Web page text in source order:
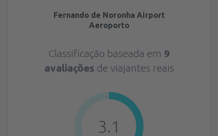
Fernando de Noronha Airport
Aeroporto
Classificação baseada em 9
avaliações de viajantes reais
3.1